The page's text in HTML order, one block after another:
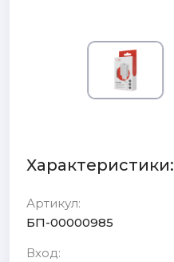
Характеристики:
Артикул:
БП-00000985
Вход: